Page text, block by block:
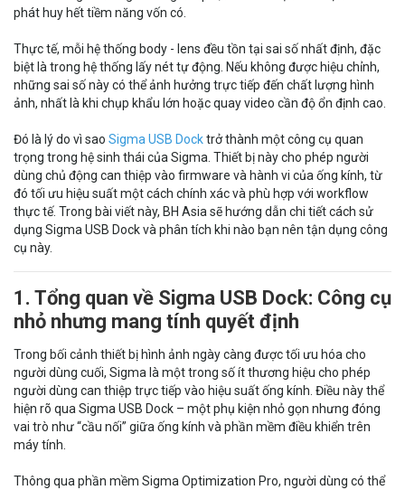
phát huy hết tiềm năng vốn có.
Thực tế, mỗi hệ thống body - lens đều tồn tại sai số nhất định, đặc
biệt là trong hệ thống lấy nét tự động. Nếu không được hiệu chỉnh,
những sai số này có thể ảnh hưởng trực tiếp đến chất lượng hình
ảnh, nhất là khi chụp khẩu lớn hoặc quay video cần độ ổn định cao.
Đó là lý do vì sao Sigma USB Docktrở thành một công cụ quan
trọng trong hệ sinh thái của Sigma. Thiết bị này cho phép người
dùng chủ động can thiệp vào firmware và hành vi của ống kính, từ
đó tối ưu hiệu suất một cách chính xác và phù hợp với workflow
thực tế. Trong bài viết này, BH Asia sẽ hướng dẫn chi tiết cách sử
dụng Sigma USB Dock và phân tích khi nào bạn nên tận dụng công
cụ này.
1. Tổng quan về Sigma USB Dock: Công cụ
nhỏ nhưng mang tính quyết định
Trong bối cảnh thiết bị hình ảnh ngày càng được tối ưu hóa cho
người dùng cuối, Sigma là một trong số ít thương hiệu cho phép
người dùng can thiệp trực tiếp vào hiệu suất ống kính. Điều này thể
hiện rõ qua Sigma USB Dock – một phụ kiện nhỏ gọn nhưng đóng
vai trò như “cầu nối” giữa ống kính và phần mềm điều khiển trên
máy tính.
Thông qua phần mềm Sigma Optimization Pro, người dùng có thể